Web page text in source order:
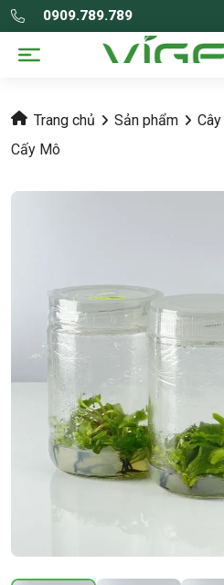
0909.789.789
Trang chủ Sản phẩm
Cấy Mô